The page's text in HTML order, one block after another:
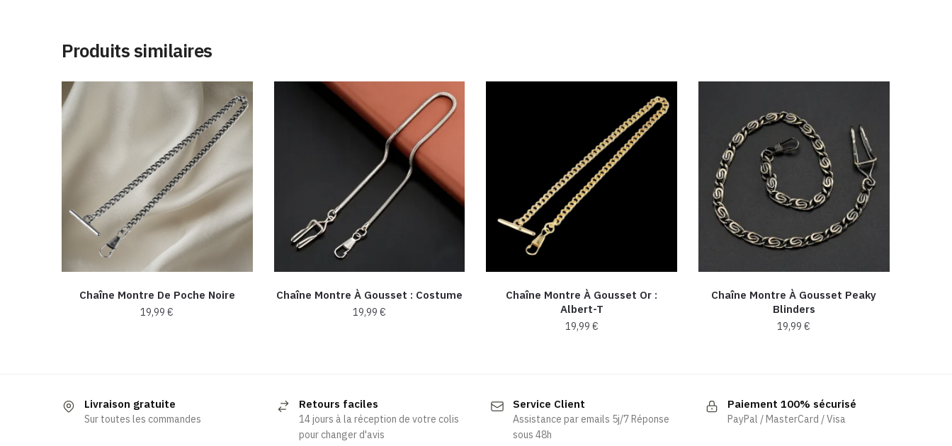
Produits similaires
Chaîne Montre De Poche Noire
19,99€
variations.
Les
Chaîne Montre À Gousset : Costume
19,99 €
variations.
Les
Chaîne Montre À Gousset Or :
Albert-T
19,99 €
plusieurs
variations.
Chaîne Montre À Gousset Peaky
Blinders
19,99€
plusieurs
variations.
Livraison gratuite
Sur toutes les commandes
Retours faciles
14 jours à la réception de votre colis
pour changer d'avis
Service Client
Assistance par emails 5j/7 Réponse
sous 48h
Paiement 100% sécurisé
PayPal / MasterCard / Visa